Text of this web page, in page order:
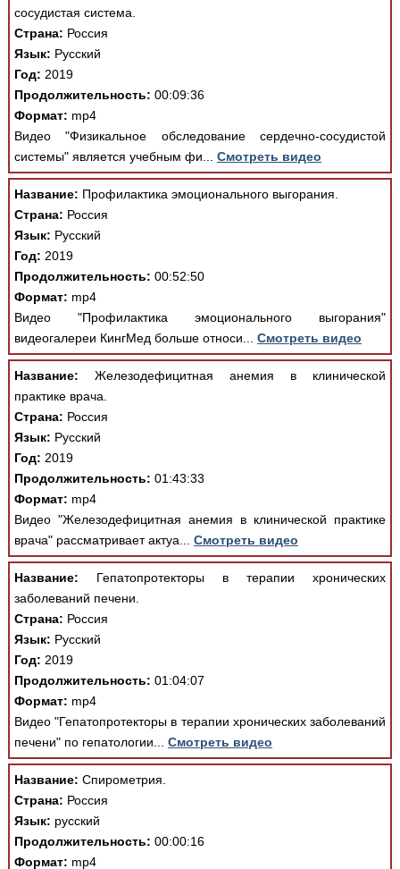
сосудистая система.
Страна: Россия
Язык: Русский
Год: 2019
Продолжительность: 00:09:36
Формат: mp4
Видео "Физикальное обследование сердечно-сосудистой
системы" является учебным фи... Смотреть видео
Название: Профилактика эмоционального выгорания.
Страна: Россия
Язык: Русский
Год: 2019
Продолжительность: 00:52:50
Формат: mp4
Видео "Профилактика эмоционального выгорания"
видеогалереи КингМед больше относи... Смотреть видео
Название: Железодефицитная анемия в клинической
практике врача.
Страна: Россия
Язык: Русский
Год: 2019
Продолжительность: 01:43:33
Формат: mp4
Видео "Железодефицитная анемия в клинической практике
врача" рассматривает актуа... Смотреть видео
Название: Гепатопротекторы в терапии хронических
заболеваний печени.
Страна: Россия
Язык: Русский
Год: 2019
Продолжительность: 01:04:07
Формат: mp4
Видео "Гепатопротекторы в терапии хронических заболеваний
печени" по гепатологии... Смотреть видео
Название: Спирометрия.
Страна: Россия
Язык: русский
Продолжительность: 00:00:16
Формат: mp4